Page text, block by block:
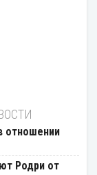
отношении
Родри от